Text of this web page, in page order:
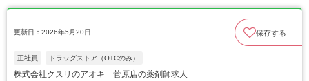
更新日：2026年5月20日 保存する
正社員 ドラッグストア（OTCのみ）
株式会社クスリのアオキ 菅原店の薬剤師求人